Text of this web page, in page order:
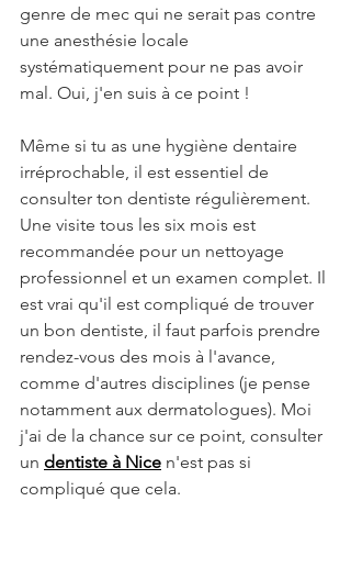
genre de mec qui ne serait pas contre
une anesthésie locale
systématiquement pour ne pas avoir
mal. Oui, j'en suis à ce point !
Même si tu as une hygiène dentaire
irréprochable, il est essentiel de
consulter ton dentiste régulièrement.
Une visite tous les six mois est
recommandée pour un nettoyage
professionnel et un examen complet. Il
est vrai qu'il est compliqué de trouver
un bon dentiste, il faut parfois prendre
rendez-vous des mois à l'avance,
comme d'autres disciplines (je pense
notamment aux dermatologues). Moi
j'ai de la chance sur ce point, consulter
un dentiste à Nice n'est pas si
compliqué que cela.